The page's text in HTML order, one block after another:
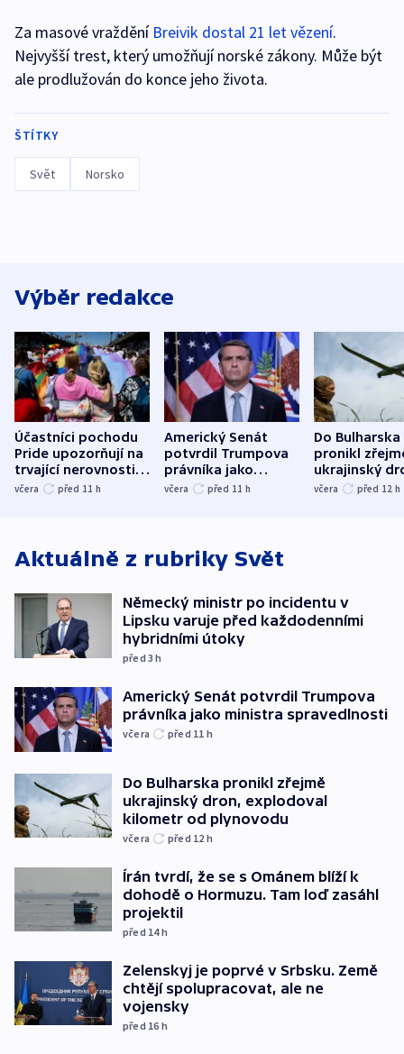
Za masové vraždění Breivik dostal 21 let vězení.
Nejvyšší trest, který umožňují norské zákony. Může být
ale prodlužován do konce jeho života.
ŠTÍTKY
Svět Norsko
Výběr redakce
Účastníci pochodu
Pride upozorňují na
trvající nerovnosti i
společenskou
včera před 11 h
Americký Senát
potvrdil Trumpova
právníka jako
ministra
včera před 11 h
Do Bulharska
pronikl
ukrajinský
explodoval
včera před 12 h
Aktuálně z rubriky Svět
Německý ministr po incidentu v
Lipsku varuje před každodenními
hybridními útoky
před 3h
Americký Senát potvrdil Trumpova
právníka jako ministra spravedlnosti
včera před 11 h
Do Bulharska pronikl zřejmě
ukrajinský dron, explodoval
kilometr od plynovodu
včera před 12 h
Írán tvrdí, že se s Ománem blíží k
dohodě o Hormuzu. Tam loď zasáhl
projektil
před 14h
Zelenskyj je poprvé v Srbsku. Země
chtějí spolupracovat, ale ne
vojensky
před 16 h